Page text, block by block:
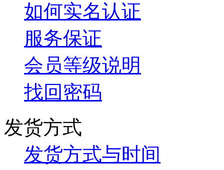
如何实名认证
服务保证
会员等级说明
找回密码
发货方式
发货方式与时间